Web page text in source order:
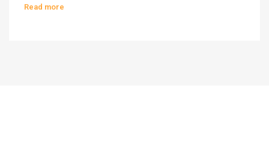
important să înțelegem că nu […]
Read more